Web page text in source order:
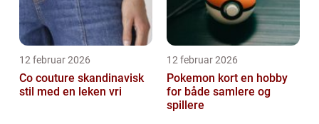
12 februar 2026
Co couture skandinavisk
stil med en leken vri
12 februar 2026
Pokemon kort en hobby
for både samlere og
spillere